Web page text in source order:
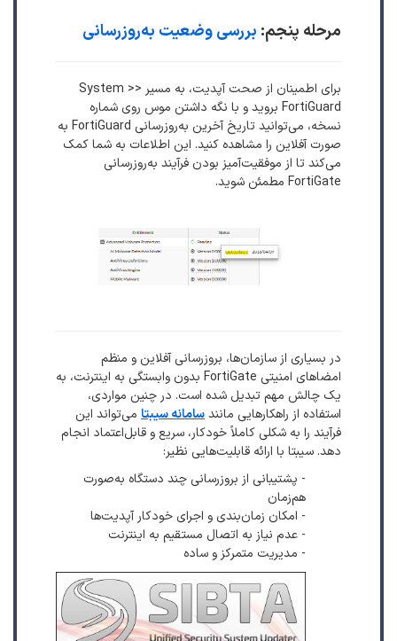
مرحله پنجم: بررسی وضعیت به‌روزرسانی
برای اطمینان از صحت آپدیت، به مسیر System >>
FortiGuard بروید و با نگه داشتن موس روی شماره
نسخه، می‌توانید تاریخ آخرین به‌روزرسانی FortiGuard به
صورت آفلاین را مشاهده کنید. این اطلاعات به شما کمک
می‌کند تا از موفقیت‌آمیز بودن فرآیند به‌روزرسانی
FortiGate مطمئن شوید.
در بسیاری از سازمان‌ها، بروزرسانی آفلاین و منظم
امضاهای امنیتی FortiGate بدون وابستگی به اینترنت، به
یک چالش مهم تبدیل شده است. در چنین مواردی،
استفاده از راهکارهایی مانندسامانه سیبتا می‌تواند این
فرآیند را به شکلی کاملاً خودکار، سریع و قابل‌اعتماد انجام
دهد. سیبتا با ارائه قابلیت‌هایی نظیر:
- پشتیبانی از بروزرسانی چند دستگاه به‌صورت
هم‌زمان
- امکان زمان‌بندی و اجرای خودکار آپدیت‌ها
- عدم نیاز به اتصال مستقیم به اینترنت
- مدیریت متمرکز و ساده